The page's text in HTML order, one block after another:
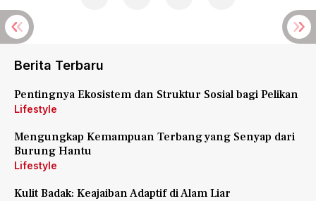
Berita Terbaru
Pentingnya Ekosistem dan Struktur Sosial bagi Pelikan
Lifestyle
Mengungkap Kemampuan Terbang yang Senyap dari
Burung Hantu
Lifestyle
Kulit Badak: Keajaiban Adaptif di Alam Liar